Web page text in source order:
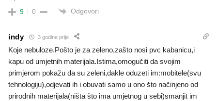
9 0 Odgovori
indy 3 godine prije
Koje nebuloze.Pošto je za zeleno,zašto nosi pvc kabanicu,i
kapu od umjetnih materijala.Istima,omogučiti da svojim
primjerom pokažu da su zeleni,dakle oduzeti im:mobitele(svu
tehnologiju),odjevati ih i obuvati samo u ono što načinjeno od
prirodnih materijala(ništa što ima umjetnog u sebi)smanjit im